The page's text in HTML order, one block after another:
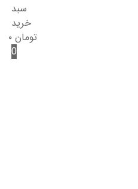
سبد
خرید
تومان ۰
0